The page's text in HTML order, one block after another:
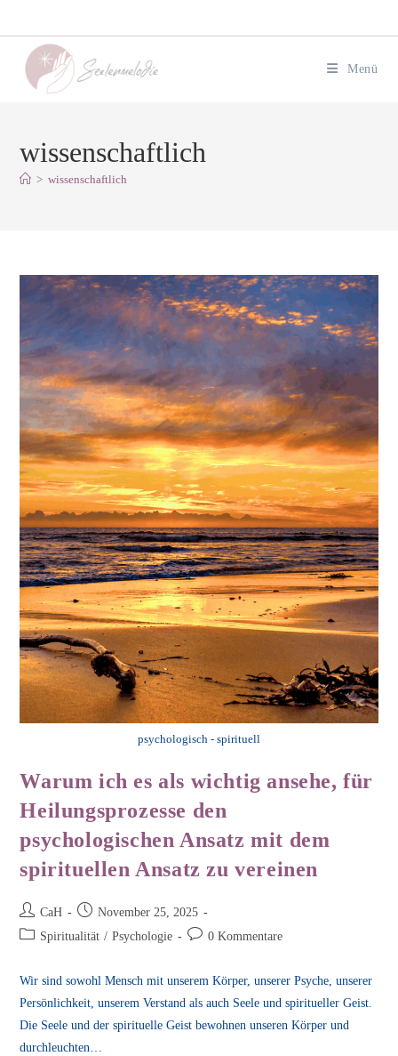
Inhalt
springen
Menü
wissenschaftlich
> wissenschaftlich
psychologisch - spirituell
Warum ich es als wichtig ansehe, für
Heilungsprozesse den
psychologischen Ansatz mit dem
spirituellen Ansatz zu vereinen
Beitrags-
Autor:
CaH
Beitrag
veröffentlicht:
November 25, 2025
Beitrags-
Spiritualität / Psychologie
Beitrags-0 Kommentare
Wir sind sowohl Mensch mit unserem Körper, unserer Psyche, unserer
Persönlichkeit, unserem Verstand als auch Seele und spiritueller Geist.
Die Seele und der spirituelle Geist bewohnen unseren Körper und
durchleuchten…